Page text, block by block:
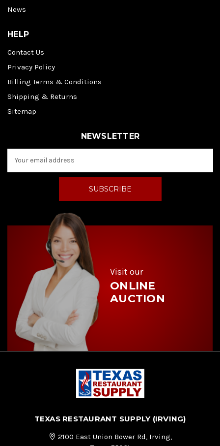
News
HELP
Contact Us
Privacy Policy
Billing Terms & Conditions
Shipping & Returns
Sitemap
NEWSLETTER
a
d
Visit our
ONLINE
AUCTION
TEXAS RESTAURANT SUPPLY (IRVING)
2100 East Union Bower Rd, Irving,